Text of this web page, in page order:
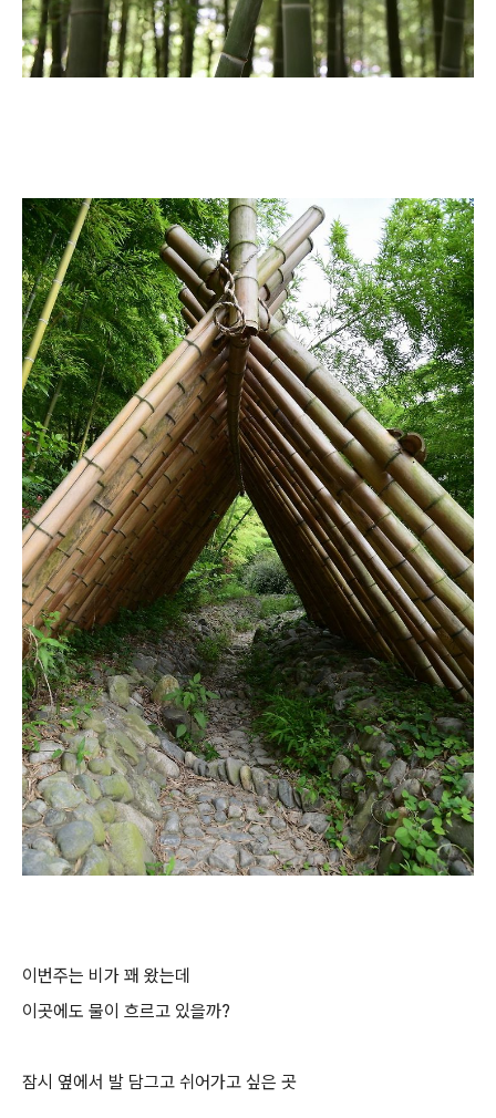
이번주는 비가 꽤 왔는데
이곳에도 물이 흐르고 있을까?
잠시 옆에서 발 담그고 쉬어가고 싶은 곳